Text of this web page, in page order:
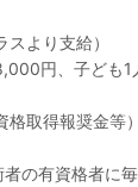
より支給）
円、子ども1
取得報奨金等）
の有資格者に